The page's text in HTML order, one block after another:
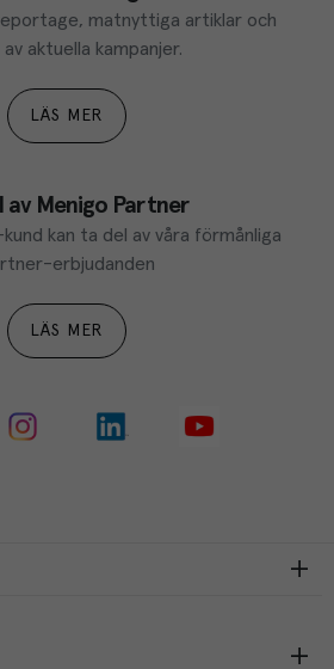
matnyttiga artiklar och
aktuella kampanjer.
LÄS MER
av Menigo Partner
kan ta del av våra förmånliga
erbjudanden
LÄS MER